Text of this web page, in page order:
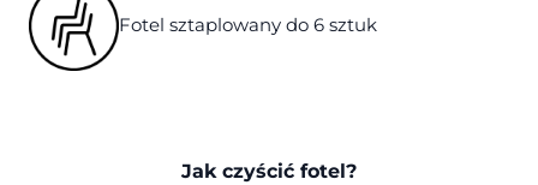
Fotel sztaplowany do 6 sztuk
Jak czyścić fotel?